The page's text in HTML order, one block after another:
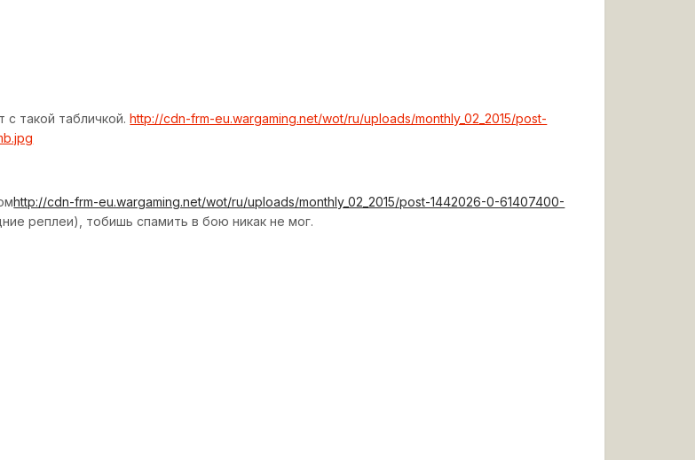
с такой табличкой.http://cdn-frm-eu.wargaming.net/wot/ru/uploads/monthly_02_2015/post-
http://cdn-frm-eu.wargaming.net/wot/ru/uploads/monthly_02_2015/post-1442026-0-61407400-
реплеи), тобишь спамить в бою никак не мог.